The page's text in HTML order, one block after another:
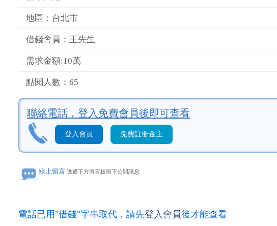
地區：台北市
借錢會員：王先生
需求金額:10萬
點閱人數：65
聯絡電話， 登入免費會員後即可查看
登入會員 免費註冊金主
線上留言 透過下方留言板留下公開訊息
電話已用"借錢"字串取代，請先登入會員後才能查看